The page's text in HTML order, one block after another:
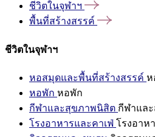
ชีวิตในจุฬาฯ
พื้นที่สร้างสรรค์
ชีวิตในจุฬาฯ
หอสมุดและพื้นที่สร้างสรรค์ ห
หอพัก หอพัก
กีฬาและสุขภาพนิสิต กีฬาแล
โรงอาหารและคาเฟ่ โรงอาห